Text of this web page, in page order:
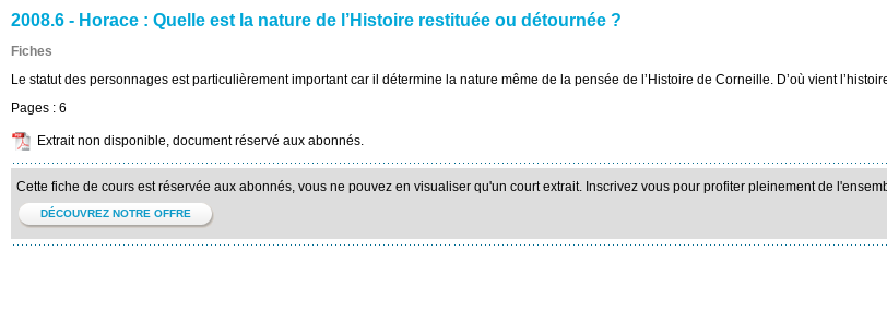
2008.6 - Horace : Quelle est la nature de l’Histoire restituée ou détournée ?
Fiches
Le statut des personnages est particulièrement important car il détermine la nature même de la pensée de l’Histoire de Corneille. D’où vient
Pages : 6
Extrait non disponible, document réservé aux abonnés.
Cette fiche de cours est réservée aux abonnés, vous ne pouvez en visualiser qu'un court extrait. Inscrivez vous pour profiter pleinement de
DÉCOUVREZ NOTRE OFFRE